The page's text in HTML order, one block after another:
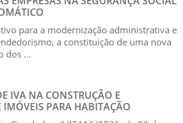
para a modernização administrativa e
a constituição de uma nova
dos ...
IVA NA CONSTRUÇÃO E
IMÓVEIS PARA HABITAÇÃO